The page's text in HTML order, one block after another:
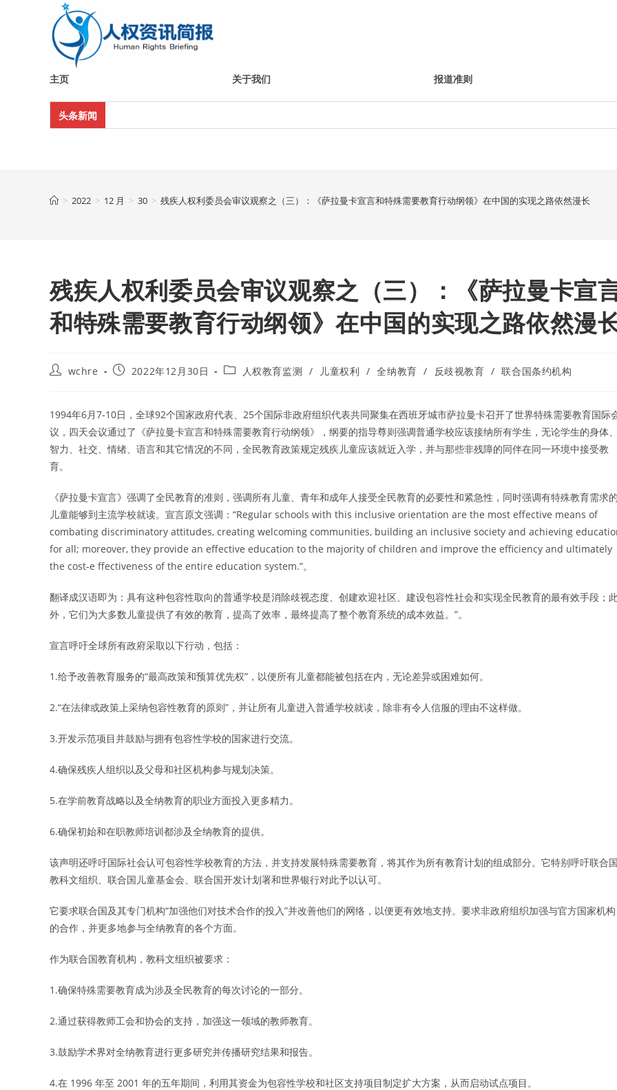
主页 关于我们 报道准则
头条新闻
> 2022 > 12 月 > 30 > 残疾人权利委员会审议观察之（三）：《萨拉曼卡宣言和特殊需要教育行动纲领》在中国的实现之路依然漫长
残疾人权利委员会审议观察之（三）：《萨拉曼卡宣
和特殊需要教育行动纲领》在中国的实现之路依然漫
Postwchre
Post2022年12月30日
Post 人权教育监测 / 儿童权利 / 全纳教育 / 反歧视教育 / 联合国条约机构
1994年6月7-10日，全球92个国家政府代表、25个国际非政府组织代表共同聚集在西班牙城市萨拉曼卡召开了世界特殊需要教育国际
议，四天会议通过了《萨拉曼卡宣言和特殊需要教育行动纲领》，纲要的指导尊则强调普通学校应该接纳所有学生，无论学生的身体、
智力、社交、情绪、语言和其它情况的不同，全民教育政策规定残疾儿童应该就近入学，并与那些非残障的同伴在同一环境中接受教
育。
《萨拉曼卡宣言》强调了全民教育的准则，强调所有儿童、青年和成年人接受全民教育的必要性和紧急性，同时强调有特殊教育需求的
儿童能够到主流学校就读。宣言原文强调：“Regular schools with this inclusive orientation are the most effective means of
combating discriminatory attitudes, creating welcoming communities, building an inclusive society and achieving
for all; moreover, they provide an effective education to the majority of children and improve the efficiency and ultimately
the cost-e ffectiveness of the entire education system.”。
翻译成汉语即为：具有这种包容性取向的普通学校是消除歧视态度、创建欢迎社区、建设包容性社会和实现全民教育的最有效手段；
外，它们为大多数儿童提供了有效的教育，提高了效率，最终提高了整个教育系统的成本效益。”。
宣言呼吁全球所有政府采取以下行动，包括：
1.给予改善教育服务的“最高政策和预算优先权”，以便所有儿童都能被包括在内，无论差异或困难如何。
2.“在法律或政策上采纳包容性教育的原则”，并让所有儿童进入普通学校就读，除非有令人信服的理由不这样做。
3.开发示范项目并鼓励与拥有包容性学校的国家进行交流。
4.确保残疾人组织以及父母和社区机构参与规划决策。
5.在学前教育战略以及全纳教育的职业方面投入更多精力。
6.确保初始和在职教师培训都涉及全纳教育的提供。
该声明还呼吁国际社会认可包容性学校教育的方法，并支持发展特殊需要教育，将其作为所有教育计划的组成部分。它特别呼吁联合国
教科文组织、联合国儿童基金会、联合国开发计划署和世界银行对此予以认可。
它要求联合国及其专门机构“加强他们对技术合作的投入”并改善他们的网络，以便更有效地支持。要求非政府组织加强与官方国家机构
的合作，并更多地参与全纳教育的各个方面。
作为联合国教育机构，教科文组织被要求：
1.确保特殊需要教育成为涉及全民教育的每次讨论的一部分。
2.通过获得教师工会和协会的支持，加强这一领域的教师教育。
3.鼓励学术界对全纳教育进行更多研究并传播研究结果和报告。
4.在 1996 年至 2001 年的五年期间，利用其资金为包容性学校和社区支持项目制定扩大方案，从而启动试点项目。